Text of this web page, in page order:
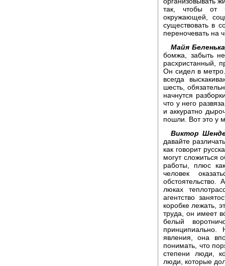
так, чтобы от
окружающей,
существовать в
переночевать на
Майя
бомжа, забыть
расхристанный,
Он сидел в
всегда
шесть,
начнутся
что у него
и аккуратно
пошли. Вот это у
Виктор
давайте
как говорит
могут сложиться
работы, плюс
человек
люках
агентство
коробке лежать,
труда, он имеет
белый
принципиально.
явления, она
понимать, что
степени люди,
люди, которые